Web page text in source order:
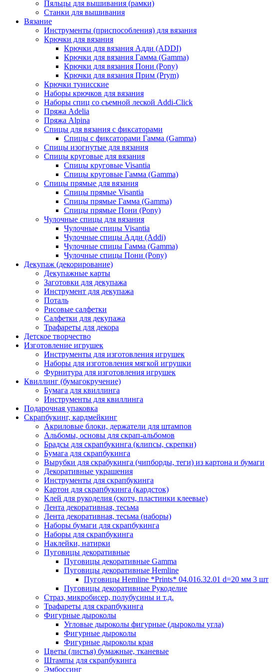
Пяльцы для вышивания (рамки)
Станки для вышивания
Вязание
Инструменты (приспособления) для вязания
Крючки для вязания
Крючки для вязания Адди (ADDI)
Крючки для вязания Гамма (Gamma)
Крючки для вязания Пони (Pony)
Крючки для вязания Прим (Prym)
Крючки тунисские
Наборы крючков для вязания
Наборы спиц со съемной леской Addi-Click
Пряжа Adelia
Пряжа Alpina
Спицы для вязания с фиксаторами
Спицы с фиксаторами Гамма (Gamma)
Спицы изогнутые для вязания
Спицы круговые для вязания
Спицы круговые Visantia
Спицы круговые Гамма (Gamma)
Спицы прямые для вязания
Спицы прямые Visantia
Спицы прямые Гамма (Gamma)
Спицы прямые Пони (Pony)
Чулочные спицы для вязания
Чулочные спицы Visantia
Чулочные спицы Адди (Addi)
Чулочные спицы Гамма (Gamma)
Чулочные спицы Пони (Pony)
Декупаж (декорирование)
Декупажные карты
Заготовки для декупажа
Инструмент для декупажа
Поталь
Рисовые салфетки
Салфетки для декупажа
Трафареты для декора
Детское творчество
Изготовление игрушек
Инструменты для изготовления игрушек
Наборы для изготовления мягкой игрушки
Фурнитура для изготовления игрушек
Квиллинг (бумагокручение)
Бумага для квиллинга
Инструменты для квиллинга
Подарочная упаковка
Скрапбукинг, кардмейкинг
Акриловые блоки, держатели для штампов
Альбомы, основы для скрап-альбомов
Брадсы для скрапбукинга (клипсы, скрепки)
Бумага для скрапбукинга
Вырубки для скрабукинга (чипборды, теги) из картона и бумаги
Декоративные украшения
Инструменты для скрапбукинга
Картон для скрапбукинга (кардсток)
Клей для рукоделия (скотч, пластинки клеевые)
Лента декоративная, тесьма
Лента декоративная, тесьма (наборы)
Наборы бумаги для скрапбукинга
Наборы для скрапбукинга
Наклейки, натирки
Пуговицы декоративные
Пуговицы декоративные Gamma
Пуговицы декоративные Hemline
Пуговицы Hemline *Prints* 04.016.32.01 d=20 мм 3 шт
Пуговицы декоративные Рукоделие
Страз, микробисер, полубусины и т.д.
Трафареты для скрапбукинга
Фигурные дыроколы
Угловые дыроколы фигурные (дыроколы угла)
Фигурные дыроколы
Фигурные дыроколы края
Цветы (листья) бумажные, тканевые
Штампы для скрапбукинга
Эмбоссинг